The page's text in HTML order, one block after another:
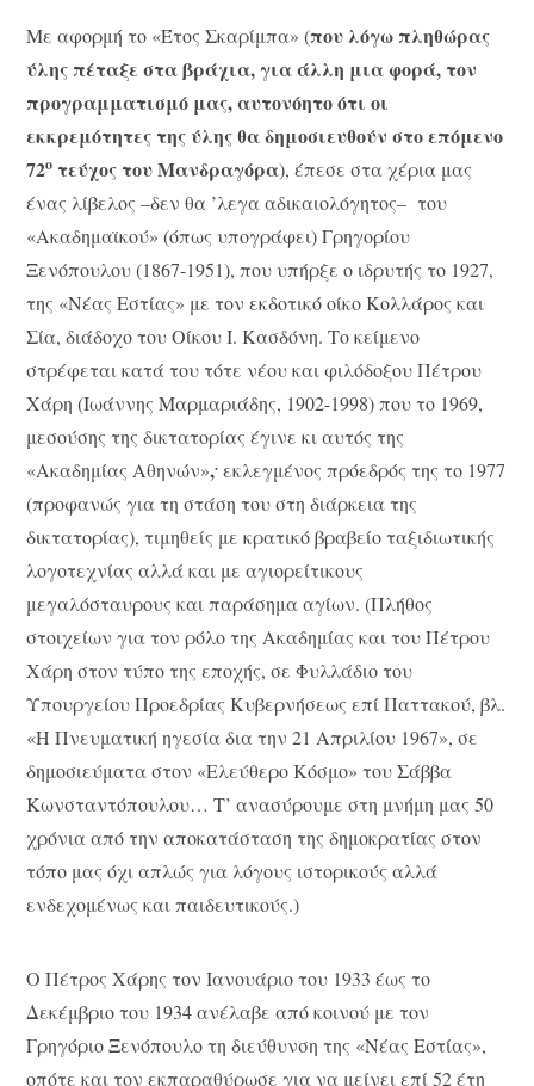
Με αφορμή το «Έτος Σκαρίμπα» (που λόγω πληθώρας
ύλης πέταξε στα βράχια, για άλλη μια φορά, τον
προγραμματισμό μας, αυτονόητο ότι οι
εκκρεμότητες της ύλης θα δημοσιευθούν στο επόμενο
72ο τεύχος του Μανδραγόρα), έπεσε στα χέρια μας
ένας λίβελος –δεν θα ’λεγα αδικαιολόγητος– του
«Ακαδημαϊκού» (όπως υπογράφει) Γρηγορίου
Ξενόπουλου (1867-1951), που υπήρξε ο ιδρυτής το 1927,
της «Νέας Εστίας» με τον εκδοτικό οίκο Κολλάρος και
Σία, διάδοχο του Οίκου Ι. Κασδόνη. Το κείμενο
στρέφεται κατά του τότε νέου και φιλόδοξου Πέτρου
Χάρη (Ιωάννης Μαρμαριάδης, 1902-1998) που το 1969,
μεσούσης της δικτατορίας έγινε κι αυτός της
«Ακαδημίας Αθηνών»,. εκλεγμένος πρόεδρός της το 1977
(προφανώς για τη στάση του στη διάρκεια της
δικτατορίας), τιμηθείς με κρατικό βραβείο ταξιδιωτικής
λογοτεχνίας αλλά και με αγιορείτικους
μεγαλόσταυρους και παράσημα αγίων. (Πλήθος
στοιχείων για τον ρόλο της Ακαδημίας και του Πέτρου
Χάρη στον τύπο της εποχής, σε Φυλλάδιο του
Υπουργείου Προεδρίας Κυβερνήσεως επί Παττακού, βλ.
«Η Πνευματική ηγεσία δια την 21 Απριλίου 1967», σε
δημοσιεύματα στον «Ελεύθερο Κόσμο» του Σάββα
Κωνσταντόπουλου… Τ’ ανασύρουμε στη μνήμη μας 50
χρόνια από την αποκατάσταση της δημοκρατίας στον
τόπο μας όχι απλώς για λόγους ιστορικούς αλλά
ενδεχομένως και παιδευτικούς.)
Ο Πέτρος Χάρης τον Ιανουάριο του 1933 έως το
Δεκέμβριο του 1934 ανέλαβε από κοινού με τον
Γρηγόριο Ξενόπουλο τη διεύθυνση της «Νέας Εστίας»,
οπότε και τον εκπαραθύρωσε για να μείνει επί 52 έτη